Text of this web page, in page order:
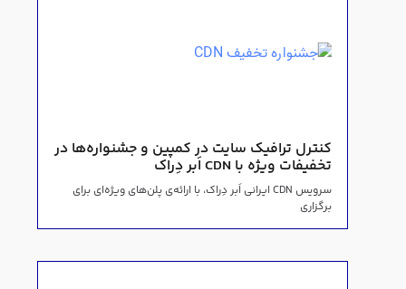
کنترل ترافیک سایت در کمپین و جشنواره‌ها در
تخفیفات ویژه با CDN اَبر دِراک
سرویس CDN ایرانی اَبر دِراک، با ارائه‌ی پلن‌های ویژه‌ای برای
برگزاری